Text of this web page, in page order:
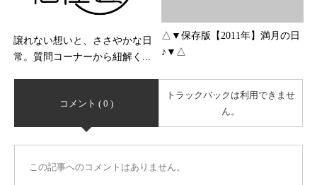
譲れない想いと、ささやかな日
常。質問コーナーから紐解く...
△▼保存版【2011年】満月の日
♪▼△
コメント ( 0 )
トラックバックは利用できませ
ん。
この記事へのコメントはありません。